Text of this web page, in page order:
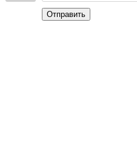
Отправить